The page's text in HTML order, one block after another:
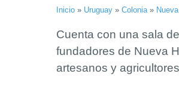
Inicio » Uruguay » Colonia»
Cuenta con una sala
fundadores de Nueva
artesanos y